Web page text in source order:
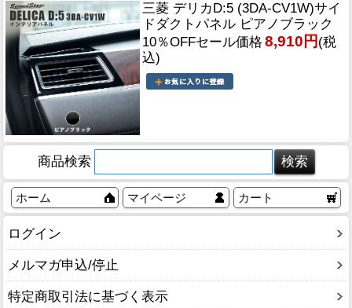
三菱 デリカD:5 (3DA-CV1W)サイ
ドダクトパネル ピアノブラック
10％OFFセール価格 8,910円 (税
込)
商品検索
ホーム マイページ カート
ログイン
メルマガ申込/停止
特定商取引法に基づく表示